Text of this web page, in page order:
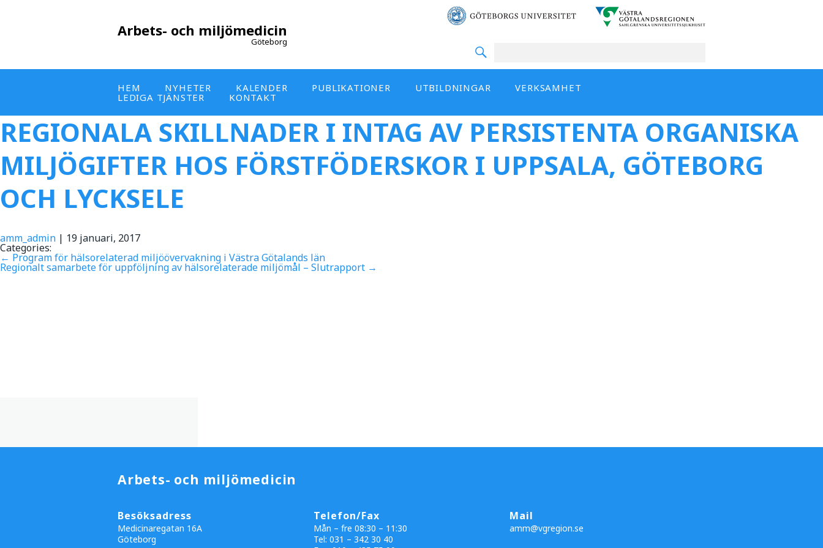
Arbets- och miljömedicin
Göteborg
HEM NYHETER KALENDER PUBLIKATIONER UTBILDNINGAR
VERKSAMHET
LEDIGA TJÄNSTER
KONTAKT
REGIONALA SKILLNADER I INTAG AV PERSISTENTA ORGANISKA
MILJÖGIFTER HOS FÖRSTFÖDERSKOR I UPPSALA, GÖTEBORG
OCH LYCKSELE
amm_admin | 19 januari, 2017
Categories:
← Program för hälsorelaterad miljöövervakning i Västra Götalands län
Regionalt samarbete för uppföljning av hälsorelaterade miljömål – Slutrapport →
Arbets- och miljömedicin
Besöksadress
Medicinaregatan 16A
Göteborg
Telefon/Fax
Mån – fre 08:30 – 11:30
Tel: 031 – 342 30 40
Mail
amm@vgregion.se